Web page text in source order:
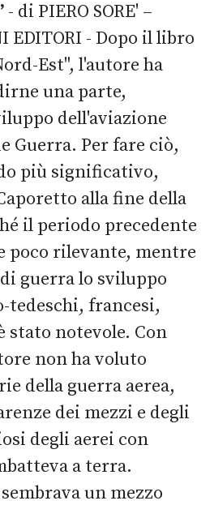
- di PIERO SORE' –
EDITORI - Dopo il libro
Est", l'autore ha
una parte,
dell'aviazione
Guerra. Per fare ciò,
più significativo,
alla fine della
il periodo precedente
poco rilevante, mentre
guerra lo sviluppo
tedeschi, francesi,
stato notevole. Con
non ha voluto
della guerra aerea,
dei mezzi e degli
degli aerei con
a terra.
un mezzo